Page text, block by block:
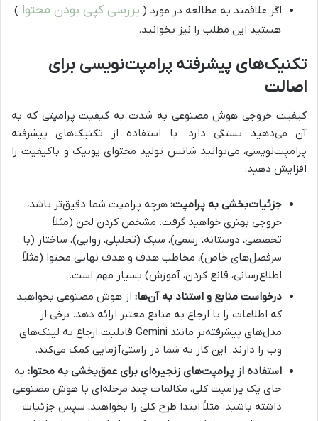
اگر علاقمند به مطالعه در مورد ( بررسی کپی بودن محتوا )
هستید این مطلب را نیز بخوانید.
تکنیک‌های پیشرفته پرامپت‌نویسی برای
اصالت
کیفیت خروجی هوش مصنوعی به شدت به کیفیت پرامپتی که به
آن می‌دهید بستگی دارد. با استفاده از تکنیک‌های پیشرفته
پرامپت‌نویسی، می‌توانید شانس تولید محتوای یونیک و باکیفیت را
افزایش دهید:
جزئیات‌بخشی به پرامپت: هرچه پرامپت شما دقیق‌تر باشد،
خروجی بهتری خواهید گرفت. مشخص کردن لحن (مثلاً
تخصصی، دوستانه، رسمی)، سبک (تحلیلی، روایی)، ساختار (با
سرفصل‌های خاص)، مخاطب هدف و هدف نهایی محتوا (مثلاً
اطلاع‌رسانی، قانع کردن، آموزش) بسیار مهم است.
درخواست منابع و استناد به آن‌ها: از هوش مصنوعی بخواهید
که اطلاعات را با ارجاع به منابع معتبر ارائه دهد. برخی از
مدل‌های پیشرفته‌تر مانند Gemini قابلیت ارجاع به لینک‌های
وب را دارند. این کار به شما در راستی‌آزمایی کمک می‌کند.
استفاده از پرامپت‌های زنجیره‌ای برای عمق‌بخشی به محتوا: به
جای یک پرامپت کلی، مکالمات چند مرحله‌ای با هوش مصنوعی
داشته باشید. مثلاً ابتدا طرح کلی را بخواهید، سپس جزئیات